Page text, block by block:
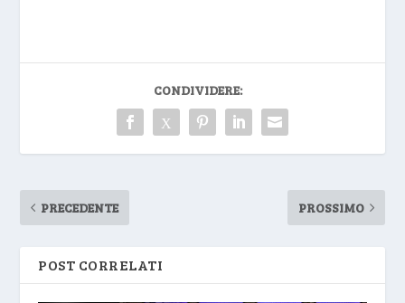
CONDIVIDERE:
PRECEDENTE PROSSIMO
POST CORRELATI